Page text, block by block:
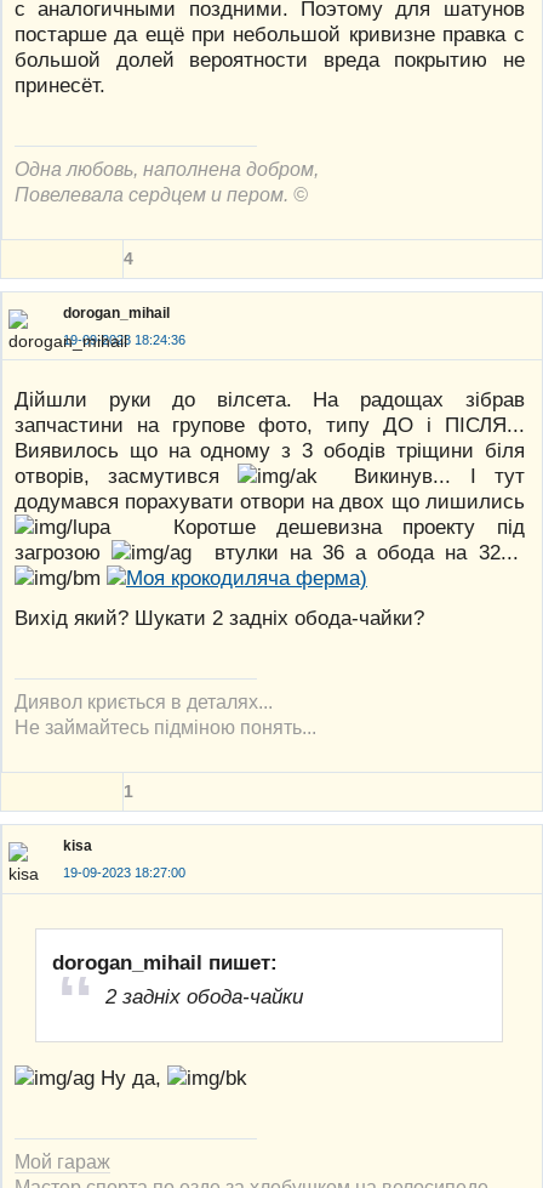
с аналогичными поздними. Поэтому для шатунов
постарше да ещё при небольшой кривизне правка с
большой долей вероятности вреда покрытию не
принесёт.
Одна любовь, наполнена добром,
Повелевала сердцем и пером. ©
4
dorogan_mihail
19-09-2023 18:24:36
Дійшли руки до вілсета. На радощах зібрав
запчастини на групове фото, типу ДО і ПІСЛЯ...
Виявилось що на одному з 3 ободів тріщини біля
отворів, засмутився
Викинув... І тут
додумався порахувати отвори на двох що лишились
Коротше дешевизна проекту під
загрозою
втулки на 36 а обода на 32...
Вихід який? Шукати 2 задніх обода-чайки?
Диявол криється в деталях...
Не займайтесь підміною понять...
1
kisa
19-09-2023 18:27:00
dorogan_mihail пишет:
2 задніх обода-чайки
Ну да,
Мой гараж